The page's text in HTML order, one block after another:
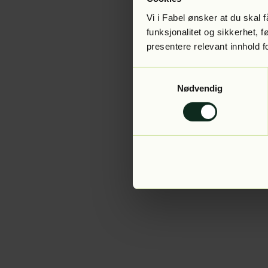
Vi i Fabel ønsker at du skal
funksjonalitet og sikkerhet,
presentere relevant innhold
Nødvendig
Application